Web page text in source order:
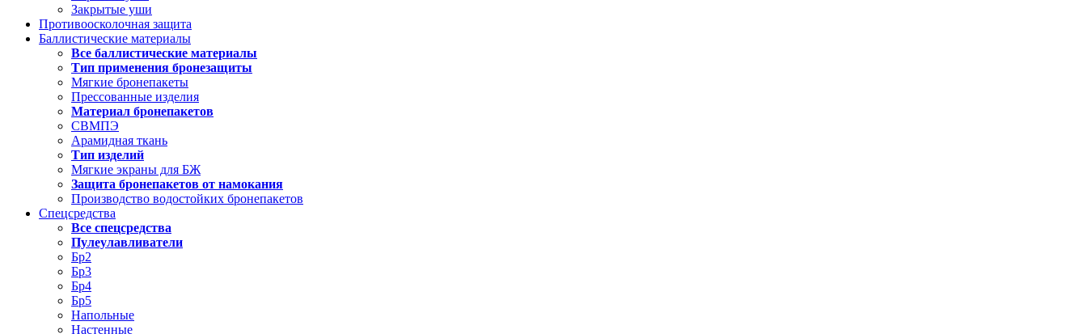
Закрытые уши
Противоосколочная защита
Баллистические материалы
Все баллистические материалы
Тип применения бронезащиты
Мягкие бронепакеты
Прессованные изделия
Материал бронепакетов
СВМПЭ
Арамидная ткань
Тип изделий
Мягкие экраны для БЖ
Защита бронепакетов от намокания
Производство водостойких бронепакетов
Спецсредства
Все спецсредства
Пулеулавливатели
Бр2
Бр3
Бр4
Бр5
Напольные
Настенные